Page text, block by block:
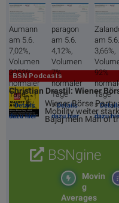
Aumann
am 5.6.
7,02%,
Volumen
3253%
normaler
Tage
»Details
dazu hier
paragon
am 5.6.
4,12%,
Volumen
7%
normaler
Tage
»Details
dazu hier
am 5.6.
3,66%,
92%
Tage
»
dazu
BSN Podcasts
Christian Drastil: Wiener
Wiener Börse Party
Mobility weiter
Bajaj mein Man of
BSNgine
Movin
g
Averages